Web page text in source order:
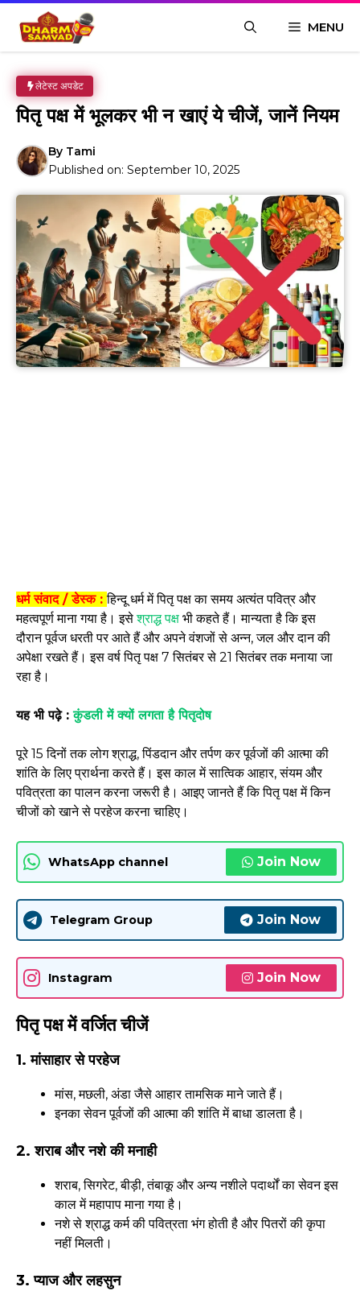
content
MENU
लेटेस्ट अपडेट
पितृ पक्ष में भूलकर भी न खाएं ये चीजें, जानें नियम
By Tami
Published on: September 10, 2025
धर्म संवाद / डेस्क :हिन्दू धर्म में पितृ पक्ष का समय अत्यंत पवित्र और
महत्वपूर्ण माना गया है। इसेश्राद्ध पक्ष भी कहते हैं। मान्यता है कि इस
दौरान पूर्वज धरती पर आते हैं और अपने वंशजों से अन्न, जल और दान की
अपेक्षा रखते हैं। इस वर्ष पितृ पक्ष 7 सितंबर से 21 सितंबर तक मनाया जा
रहा है।
यह भी पढ़े :कुंडली में क्यों लगता है पितृदोष
पूरे 15 दिनों तक लोग श्राद्ध, पिंडदान और तर्पण कर पूर्वजों की आत्मा की
शांति के लिए प्रार्थना करते हैं। इस काल में सात्विक आहार, संयम और
पवित्रता का पालन करना जरूरी है। आइए जानते हैं कि पितृ पक्ष में किन
चीजों को खाने से परहेज करना चाहिए।
WhatsApp channel Join Now
Telegram Group Join Now
Instagram Join Now
पितृ पक्ष में वर्जित चीजें
1. मांसाहार से परहेज
मांस, मछली, अंडा जैसे आहार तामसिक माने जाते हैं।
इनका सेवन पूर्वजों की आत्मा की शांति में बाधा डालता है।
2. शराब और नशे की मनाही
शराब, सिगरेट, बीड़ी, तंबाकू और अन्य नशीले पदार्थों का सेवन इस
काल में महापाप माना गया है।
नशे से श्राद्ध कर्म की पवित्रता भंग होती है और पितरों की कृपा
नहीं मिलती।
3. प्याज और लहसुन